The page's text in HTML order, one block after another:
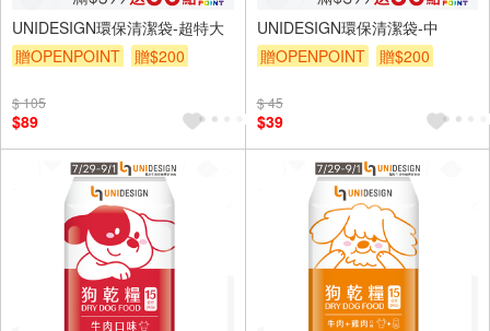
UNIDESIGN環保清潔袋-超特大
贈OPENPOINT
贈$200
$ 105
$89
UNIDESIGN環保清潔袋-中
贈OPENPOINT
贈$200
$ 45
$39